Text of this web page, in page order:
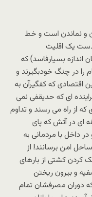
و نماندن است و خط
یک اقلیت
اندازه بسیارفاسد) که
را در چنگ خودبگیرند و
اقتصادی که کفگیرآن به
ای که حدیقفی نمی
از راه می رسند و تداوم
ای در آتش که پای
داخل با مردمانی به
امن برسانند! از
کردن کشتی از بارهای
و بیرون ریختن
دوران مصرفشان تمام